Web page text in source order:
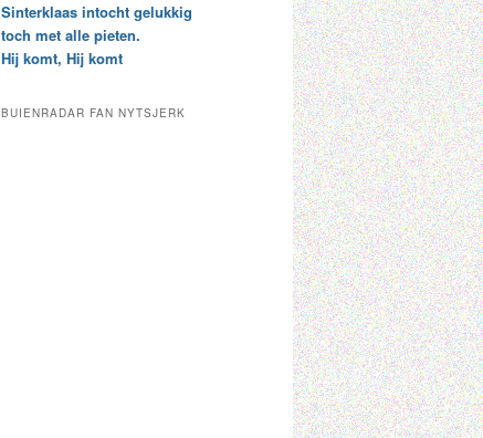
a
l
d
c
c
h
i
Sinterklaas intocht gelukkig
toch met alle pieten.
Hij komt, Hij komt
BUIENRADAR FAN NYTSJERK